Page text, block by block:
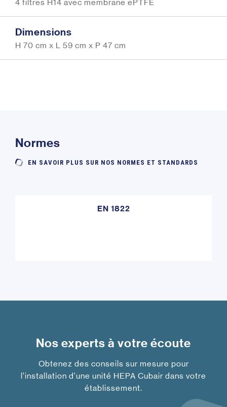
4 filtres H14 avec membrane ePTFE
Dimensions
H 70 cm x L 59 cm x P 47 cm
Normes
EN SAVOIR PLUS SUR NOS NORMES ET STANDARDS
EN 1822
Nos experts à votre écoute
Obtenez des conseils sur mesure pour
l’installation d’une unité HEPA Cubair dans votre
établissement.